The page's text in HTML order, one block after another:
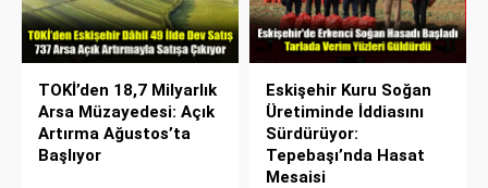
TOKİ’den 18,7 Milyarlık
Arsa Müzayedesi: Açık
Artırma Ağustos’ta
Başlıyor
Eskişehir Kuru Soğan
Üretiminde İddiasını
Sürdürüyor:
Tepebaşı’nda Hasat
Mesaisi